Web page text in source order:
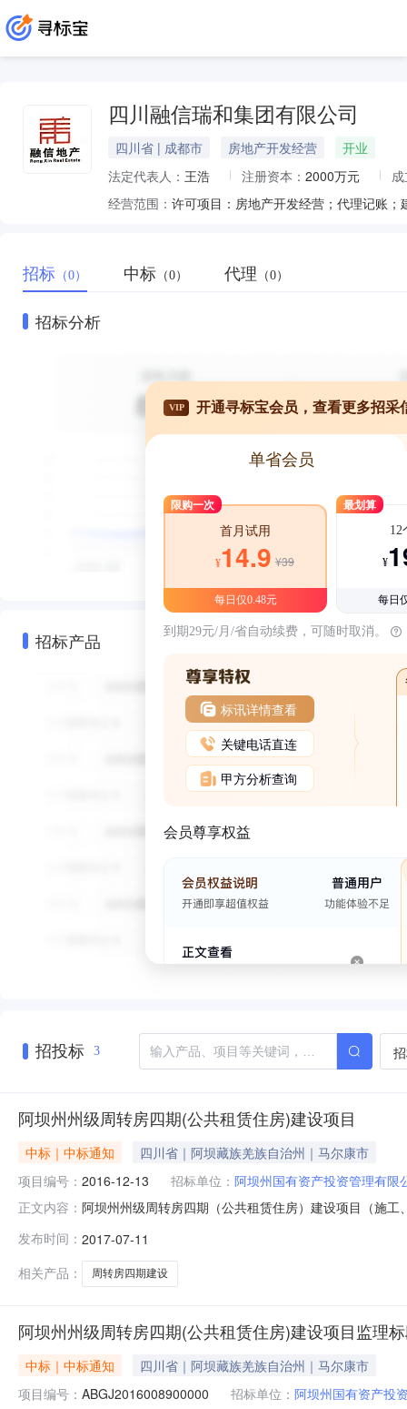
四川融信瑞和集团有限公司
四川省 | 成都市 房地产开发经营
开业
法定代表人： 王浩 注册资本： 2000万元
经营范围：
招标 （0） 中标 （0） 代理 （0）
招标分析
招标产品
VIP 开通寻标宝会员，查看更多招采
单省会员
限购一次
首月试用
¥14.9 ¥39
每日仅0.48元
最划算
12
¥
每日
到期29元/月/省自动续费，可随时取消。
标讯详情查看
关键电话直连
甲方分析查询
会员尊享权益
招投标 3
阿坝州州级周转房四期(公共租赁住房)建设项目
中标｜中标通知
四川省｜阿坝藏族羌族自治州｜马尔康市
项目编号： 2016-12-13 招标单位： 阿坝州国有资产投资管理有限
正文内容： 阿坝州州级周转房四期（公共租赁住房）建设项目（施
理）发表时间：2016-05-131.招标条件1.1本招标项目阿
144
发布时间： 2017-07-11
相关产品：
周转房四期建设
阿坝州州级周转房四期(公共租赁住房)建设项目监理
中标｜中标通知
四川省｜阿坝藏族羌族自治州｜马尔康市
项目编号： ABGJ2016008900000 招标单位： 阿坝州国有资产投